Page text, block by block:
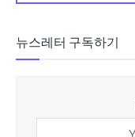
뉴스레터 구독하기